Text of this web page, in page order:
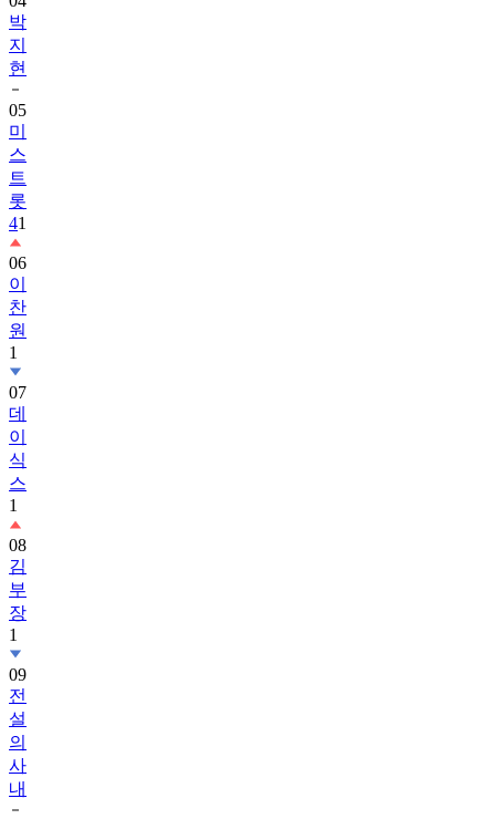
박
지
현
05
미
스
트
롯
41
06
이
찬
원
1
07
데
이
식
스
1
08
김
부
장
1
09
전
설
의
사
내